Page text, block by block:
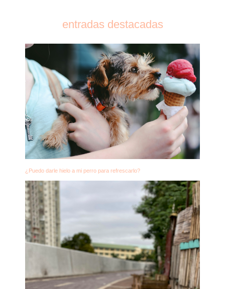
entradas destacadas
¿Puedo darle hielo a mi perro para refrescarlo?